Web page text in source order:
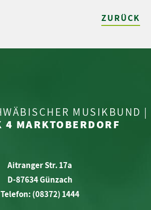
ZURÜCK
MUSIKBUND |
4 MARKTOBERDORF
Aitranger Str. 17a
D-87634 Günzach
Telefon: (08372) 1444